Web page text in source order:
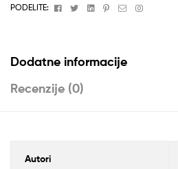
PODELITE:
FacebookTwitterLinkedinPinterest
EmailInstagram
Dodatne informacije
Recenzije (0)
Autori